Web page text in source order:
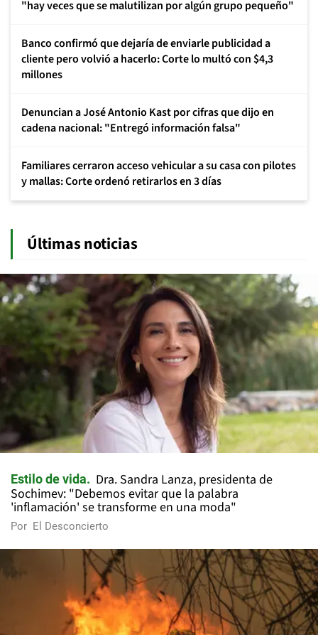
"hay veces que se malutilizan por algún grupo pequeño"
Banco confirmó que dejaría de enviarle publicidad a
cliente pero volvió a hacerlo: Corte lo multó con $4,3
millones
Denuncian a José Antonio Kast por cifras que dijo en
cadena nacional: "Entregó información falsa"
Familiares cerraron acceso vehicular a su casa con pilotes
y mallas: Corte ordenó retirarlos en 3 días
Últimas noticias
Estilo de vida
Dra. Sandra Lanza, presidenta de
Sochimev: "Debemos evitar que la palabra
'inflamación' se transforme en una moda"
Por El Desconcierto